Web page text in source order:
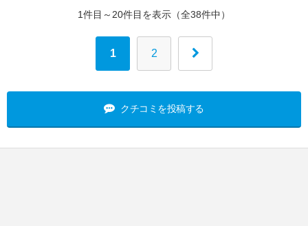
1件目～20件目を表示（全38件中）
1 2
クチコミを投稿する